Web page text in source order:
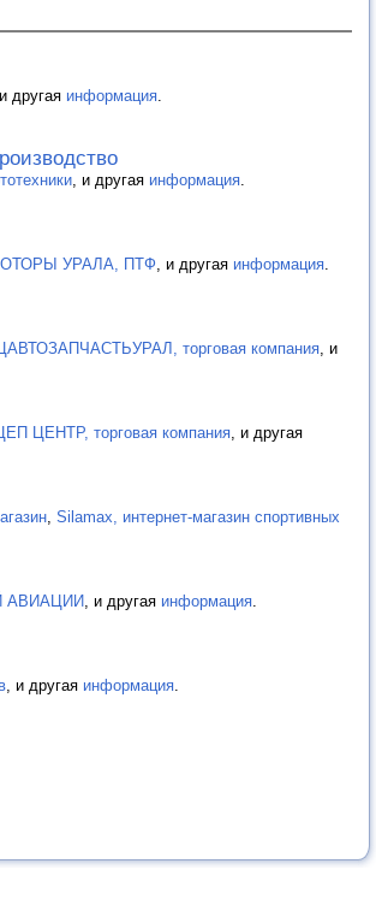
и другая информация
, и другая информация
УРАЛА, ПТФ , и другая информация
торговая компания , и
ЦЕНТР, торговая компания , и другая
Silamax, интернет-магазин спортивных
АВИАЦИИ , и другая информация
, и другая информация